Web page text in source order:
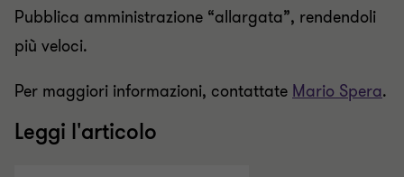
Pubblica amministrazione “allargata”, rendendoli
più veloci.
Per maggiori informazioni, contattate Mario Spera.
Leggi l'articolo